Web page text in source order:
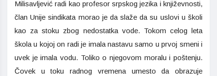
Milisavljević radi kao profesor srpskog jezika i književnosti,
član Unije sindikata morao je da slaže da su uslovi u školi
kao za stoku zbog nedostatka vode. Tokom celog leta
škola u kojoj on radi je imala nastavu samo u prvoj smeni i
uvek je imala vodu. Toliko o njegovom moralu i poštenju.
Čovek u toku radnog vremena umesto da obrazuje